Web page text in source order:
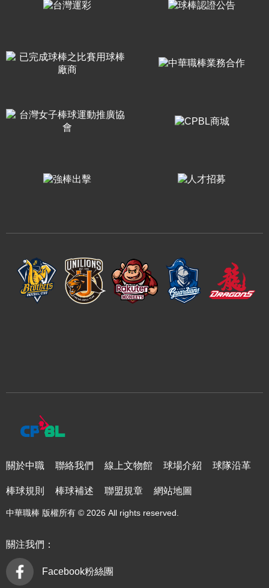
關於中職 聯絡我們 線上文物館 球場介紹 球隊沿革
棒球規則 棒球補述 聯盟規章 網站地圖
中華職棒 版權所有 © 2026 All rights reserved.
關注我們：
Facebook粉絲團